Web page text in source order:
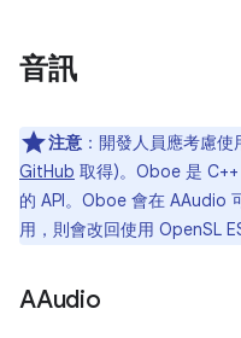
音訊
注意 ： 開發人員應考慮
GitHub 取得)。Oboe 是
的 API。Oboe 會在 AAudio
用，則會改回使用 OpenSL ES
AAudio